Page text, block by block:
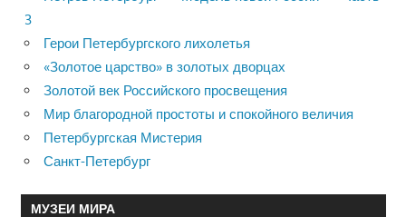
3
Герои Петербургского лихолетья
«Золотое царство» в золотых дворцах
Золотой век Российского просвещения
Мир благородной простоты и спокойного величия
Петербургская Мистерия
Санкт-Петербург
МУЗЕИ МИРА